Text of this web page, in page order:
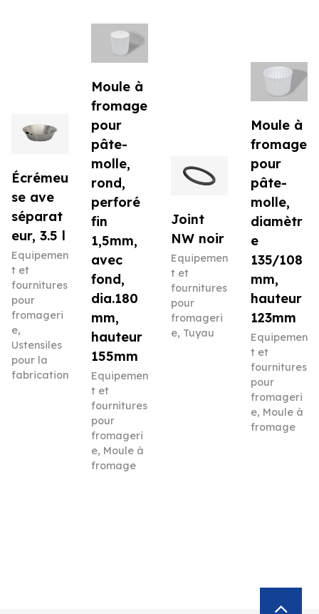
Écrémeu
se ave
séparat
eur, 3.5 l
Equipemen
t et
fournitures
pour
fromageri
e,
Ustensiles
pour la
fabrication
Moule à
fromage
pour
pâte-
molle,
rond,
perforé
fin
1,5mm,
avec
fond,
dia.180
mm,
hauteur
155mm
Equipemen
t et
fournitures
pour
fromageri
e, Moule à
fromage
Joint
NW noir
Equipemen
t et
fournitures
pour
fromageri
e, Tuyau
Moule à
fromage
pour
pâte-
molle,
diamètr
e
135/108
mm,
hauteur
123mm
Equipemen
t et
fournitures
pour
fromageri
e, Moule à
fromage